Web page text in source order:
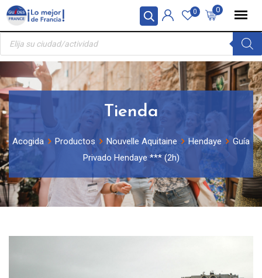
Panel de gestión de cookies
Skip
content
0
0
Búsqueda
productos
Tienda
Acogida Productos Nouvelle Aquitaine Hendaye
Guía
Privado Hendaye *** (2h)